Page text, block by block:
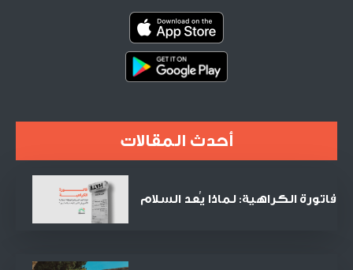
أحدث المقالات
فاتورة الكراهية: لماذا يُعد السلام